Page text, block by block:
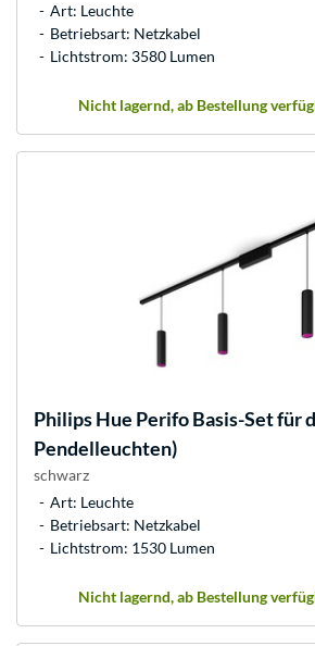
Art: Leuchte
Betriebsart: Netzkabel
Lichtstrom: 3580 Lumen
Nicht lagernd, ab Bestellung
Philips Hue Perifo Basis-Set für
Pendelleuchten)
schwarz
Art: Leuchte
Betriebsart: Netzkabel
Lichtstrom: 1530 Lumen
Nicht lagernd, ab Bestellung